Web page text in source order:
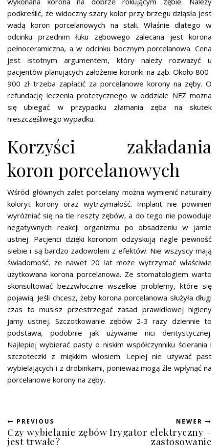
podkreślić, że widoczny szary kolor przy brzegu dziąsła jest
wadą koron porcelanowych na stali. Właśnie dlatego w
odcinku przednim łuku zębowego zalecana jest korona
pełnoceramiczna, a w odcinku bocznym porcelanowa. Cena
jest istotnym argumentem, który należy rozważyć u
pacjentów planujących założenie koronki na ząb. Około 800-
900 zł trzeba zapłacić za porcelanowe korony na zęby. O
refundację leczenia protetycznego w oddziale NFZ można
się ubiegać w przypadku złamania zęba na skutek
nieszczęśliwego wypadku.
Korzyści zakładania
koron porcelanowych
Wśród głównych zalet porcelany można wymienić naturalny
koloryt korony oraz wytrzymałość. Implant nie powinien
wyróżniać się na tle reszty zębów, a do tego nie powoduje
negatywnych reakcji organizmu po obsadzeniu w jamie
ustnej. Pacjenci dzięki koronom odzyskują nagle pewność
siebie i są bardzo zadowoleni z efektów. Nie wszyscy mają
świadomość, że nawet 20 lat może wytrzymać właściwie
użytkowana korona porcelanowa. Ze stomatologiem warto
skonsultować bezzwłocznie wszelkie problemy, które się
pojawią. Jeśli chcesz, żeby korona porcelanowa służyła długi
czas to musisz przestrzegać zasad prawidłowej higieny
jamy ustnej. Szczotkowanie zębów 2-3 razy dziennie to
podstawa, podobnie jak używanie nici dentystycznej.
Najlepiej wybierać pasty o niskim współczynniku ścierania i
szczoteczki z miękkim włosiem. Lepiej nie używać past
wybielających i z drobinkami, ponieważ mogą źle wpłynąć na
porcelanowe korony na zęby.
PREVIOUS
Czy wybielanie zębów
jest trwałe?
NEWER
Irygator elektryczny –
zastosowanie